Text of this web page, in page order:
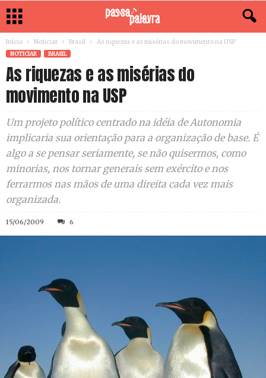
Início Noticiar Brasil As riquezas e as misérias do movimento na USP
NOTICIAR BRASIL
As riquezas e as misérias do
movimento na USP
Um projeto político centrado na idéia de Autonomia
implicaria sua orientação para a organização de base. É
algo a se pensar seriamente, se não quisermos, como
minorias, nos tornar generais sem exército e nos
ferrarmos nas mãos de uma direita cada vez mais
organizada.
15/06/2009 6